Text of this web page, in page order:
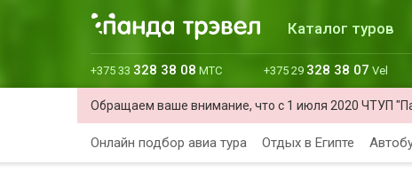
Каталог туров
+375 33 328 38 08 МТС +375 29 328 38 07 Vel
Обращаем ваше внимание, что с 1 июля 2020 ЧТУП
Онлайн подбор авиа тура Отдых в Египте